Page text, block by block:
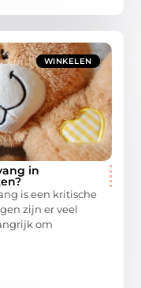
WINKELEN
in
is een kritische
zijn er veel
om